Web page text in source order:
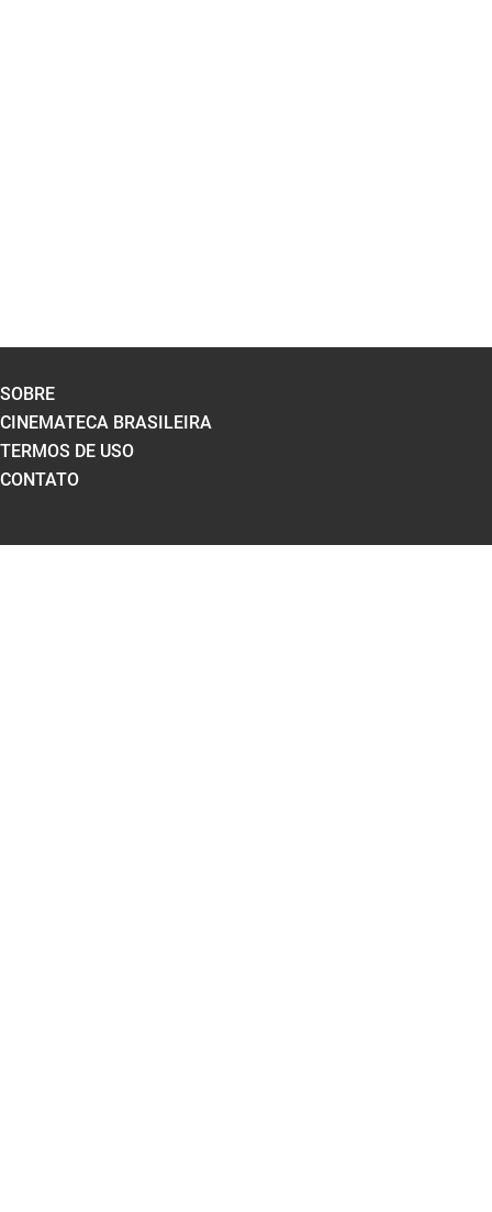
SOBRE
CINEMATECA BRASILEIRA
TERMOS DE USO
CONTATO